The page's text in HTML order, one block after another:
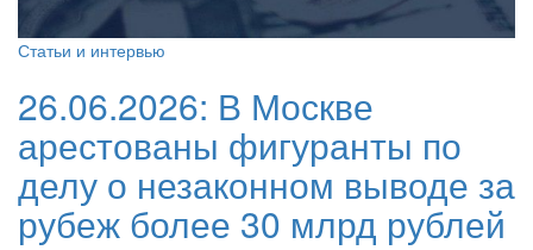
Статьи и интервью
26.06.2026: В Москве
арестованы фигуранты по
делу о незаконном выводе за
рубеж более 30 млрд рублей